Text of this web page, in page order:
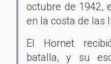
octubre de 1942,
en la costa de las
El Hornet
batalla, y su